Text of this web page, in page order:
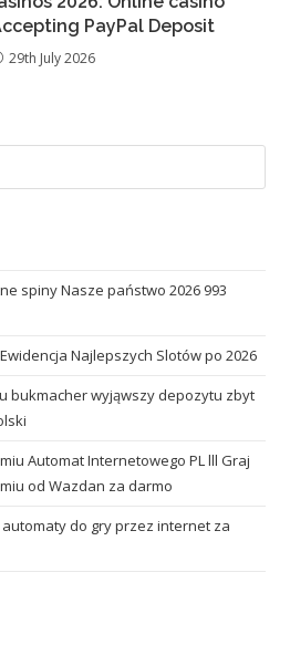
PayPal Deposit
29th July 2026
spiny Nasze państwo 2026 993
Najlepszych Slotów po 2026
bukmacher wyjąwszy depozytu zbyt
Automat Internetowego PL lll Graj
od Wazdan za darmo
do gry przez internet za